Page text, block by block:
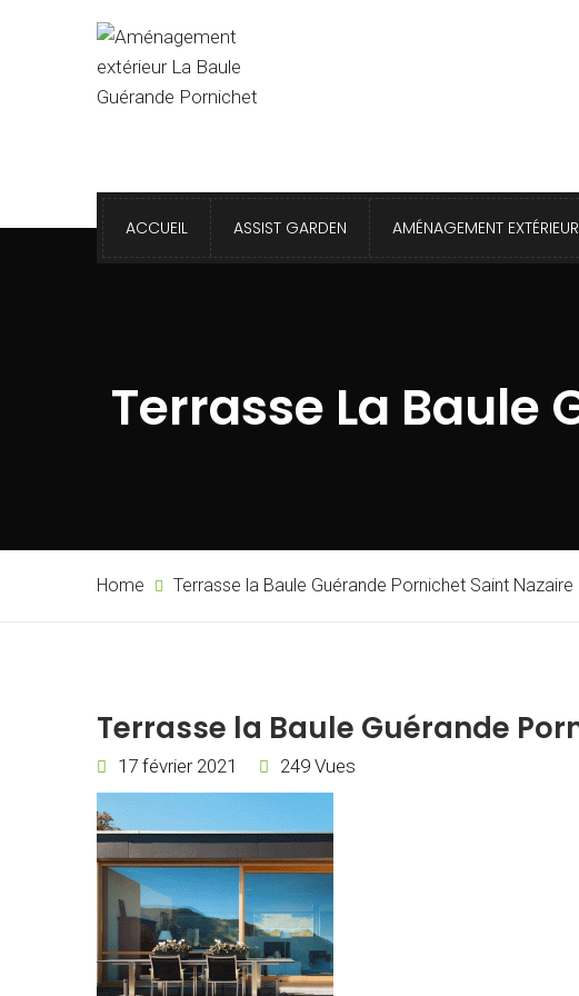
ACCUEIL ASSIST GARDEN AMÉNAGEMENT EXTÉRIEUR
Terrasse La Baule
Home Terrasse la Baule Guérande Pornichet Saint Nazaire
Terrasse la Baule Guérande
17 février 2021 249 Vues